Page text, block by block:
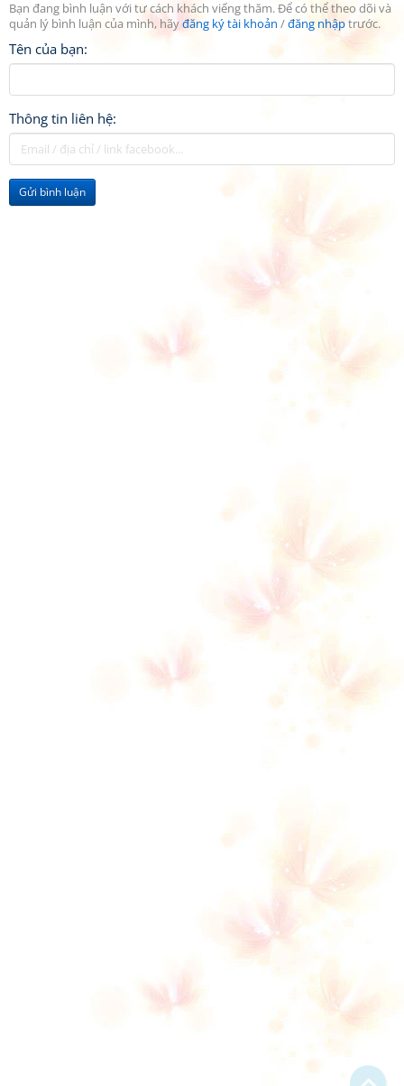
Bạn đang bình luận với tư cách khách viếng thăm. Để có thể theo dõi và
quản lý bình luận của mình, hãyđăng ký tài khoản /đăng nhậptrước.
Tên của bạn:
Thông tin liên hệ:
Gửi bình luận